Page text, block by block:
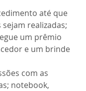
até que
realizadas;
um prêmio
e um brinde
com as
notebook,